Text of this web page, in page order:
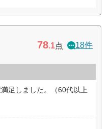
78.1点 18件
足しました。（60代以上